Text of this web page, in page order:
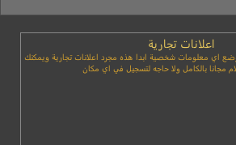
اعلانات تجارية
اي معلومات شخصية ابدا هذه مجرد اعلانات تجارية ويمكنك
مجانا بالكامل ولا حاجه لتسجيل في اي مكان